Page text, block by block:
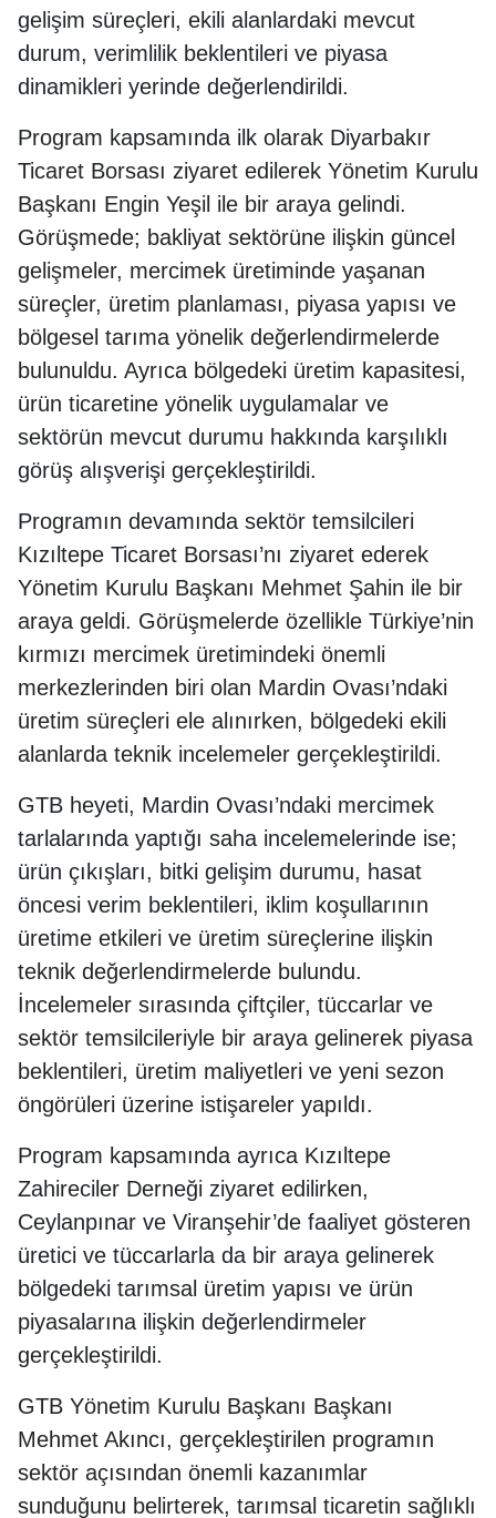
gelişim süreçleri, ekili alanlardaki mevcut
durum, verimlilik beklentileri ve piyasa
dinamikleri yerinde değerlendirildi.
Program kapsamında ilk olarak Diyarbakır
Ticaret Borsası ziyaret edilerek Yönetim Kurulu
Başkanı Engin Yeşil ile bir araya gelindi.
Görüşmede; bakliyat sektörüne ilişkin güncel
gelişmeler, mercimek üretiminde yaşanan
süreçler, üretim planlaması, piyasa yapısı ve
bölgesel tarıma yönelik değerlendirmelerde
bulunuldu. Ayrıca bölgedeki üretim kapasitesi,
ürün ticaretine yönelik uygulamalar ve
sektörün mevcut durumu hakkında karşılıklı
görüş alışverişi gerçekleştirildi.
Programın devamında sektör temsilcileri
Kızıltepe Ticaret Borsası’nı ziyaret ederek
Yönetim Kurulu Başkanı Mehmet Şahin ile bir
araya geldi. Görüşmelerde özellikle Türkiye’nin
kırmızı mercimek üretimindeki önemli
merkezlerinden biri olan Mardin Ovası’ndaki
üretim süreçleri ele alınırken, bölgedeki ekili
alanlarda teknik incelemeler gerçekleştirildi.
GTB heyeti, Mardin Ovası’ndaki mercimek
tarlalarında yaptığı saha incelemelerinde ise;
ürün çıkışları, bitki gelişim durumu, hasat
öncesi verim beklentileri, iklim koşullarının
üretime etkileri ve üretim süreçlerine ilişkin
teknik değerlendirmelerde bulundu.
İncelemeler sırasında çiftçiler, tüccarlar ve
sektör temsilcileriyle bir araya gelinerek piyasa
beklentileri, üretim maliyetleri ve yeni sezon
öngörüleri üzerine istişareler yapıldı.
Program kapsamında ayrıca Kızıltepe
Zahireciler Derneği ziyaret edilirken,
Ceylanpınar ve Viranşehir’de faaliyet gösteren
üretici ve tüccarlarla da bir araya gelinerek
bölgedeki tarımsal üretim yapısı ve ürün
piyasalarına ilişkin değerlendirmeler
gerçekleştirildi.
GTB Yönetim Kurulu Başkanı Başkanı
Mehmet Akıncı, gerçekleştirilen programın
sektör açısından önemli kazanımlar
sunduğunu belirterek, tarımsal ticaretin sağlıklı